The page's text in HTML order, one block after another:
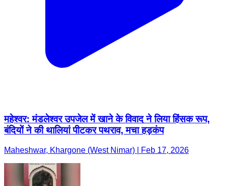
महेश्वर: मंडलेश्वर उपजेल में खाने के विवाद ने लिया हिंसक रूप,
बंदियों ने की थालियां पीटकर पथराव, मचा हड़कंप
Maheshwar, Khargone (West Nimar) | Feb 17, 2026